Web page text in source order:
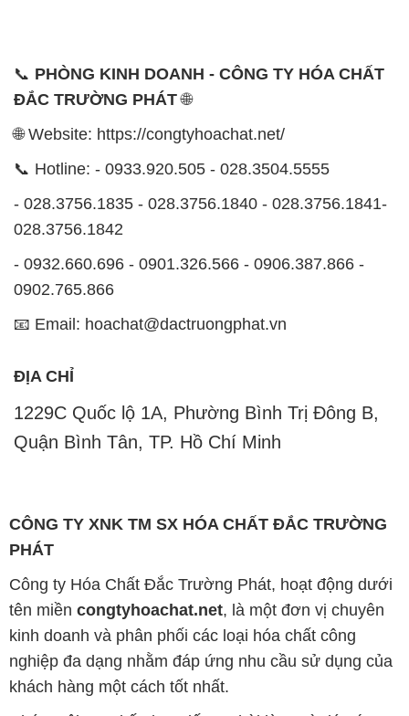
📞 PHÒNG KINH DOANH - CÔNG TY HÓA CHẤT
ĐẮC TRƯỜNG PHÁT🌐
🌐 Website: https://congtyhoachat.net/
📞 Hotline: - 0933.920.505 - 028.3504.5555
- 028.3756.1835 - 028.3756.1840 - 028.3756.1841-
028.3756.1842
- 0932.660.696 - 0901.326.566 - 0906.387.866 -
0902.765.866
📧 Email: hoachat@dactruongphat.vn
ĐỊA CHỈ
1229C Quốc lộ 1A, Phường Bình Trị Đông B,
Quận Bình Tân, TP. Hồ Chí Minh
CÔNG TY XNK TM SX HÓA CHẤT ĐẮC TRƯỜNG
PHÁT
Công ty Hóa Chất Đắc Trường Phát, hoạt động dưới
tên miền congtyhoachat.net, là một đơn vị chuyên
kinh doanh và phân phối các loại hóa chất công
nghiệp đa dạng nhằm đáp ứng nhu cầu sử dụng của
khách hàng một cách tốt nhất.